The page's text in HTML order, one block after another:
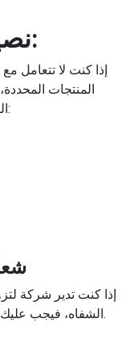
نصيحة احترافية:
إذا كنت لا تتعامل
المنتجات
المحدد. جربه مثل هذا:
إذا كنت تدير شركة
الشفاه، فيجب عليك تصميم شعار يحتوي على أحمر الشفاه.